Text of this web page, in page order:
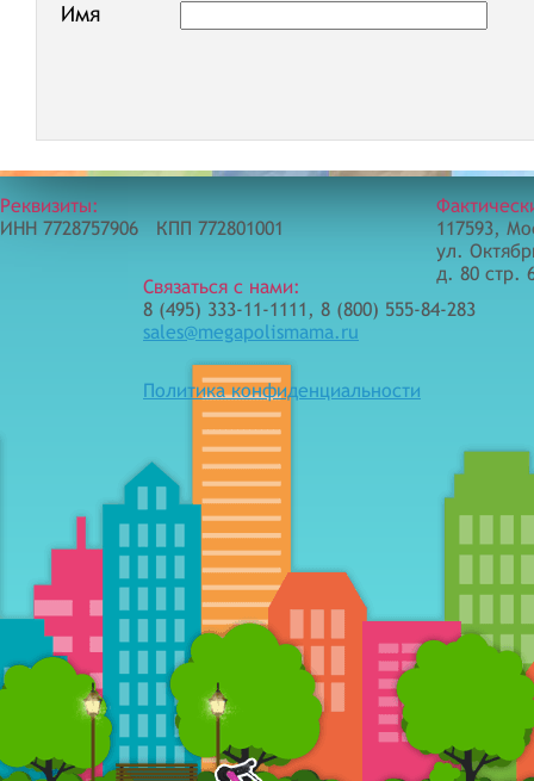
Имя
Реквизиты:
ИНН 7728757906 КПП 772801001
Связаться с нами:
8 (495) 333-11-1111, 8 (800) 555-84-283
sales@megapolismama.ru
Политика конфиденциальности
117593,
ул.
д. 80 стр.